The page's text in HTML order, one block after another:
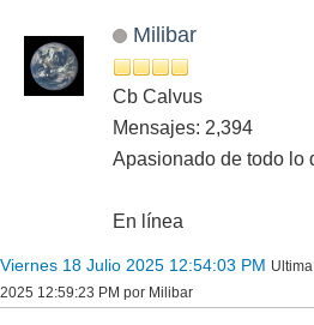
Milibar
Cb Calvus
Mensajes: 2,394
Apasionado de todo lo
En línea
Viernes 18 Julio 2025 12:54:03 PM
2025 12:59:23 PM por Milibar